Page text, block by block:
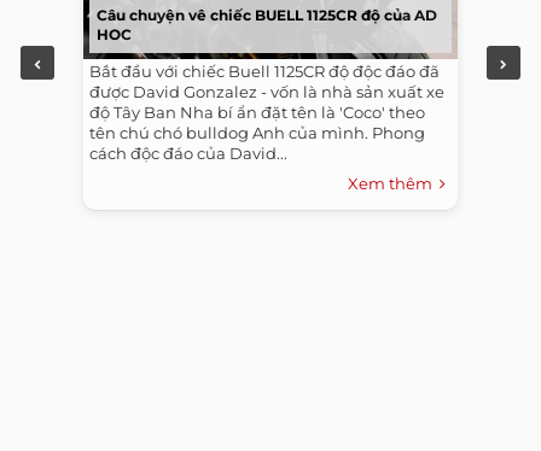
Câu chuyện vê chiếc BUELL 1125CR độ của AD
HOC
Bắt đầu với chiếc Buell 1125CR độ độc đáo đã
được David Gonzalez - vốn là nhà sản xuất xe
độ Tây Ban Nha bí ẩn đặt tên là 'Coco' theo
tên chú chó bulldog Anh của mình. Phong
cách độc đáo của David...
Xem thêm